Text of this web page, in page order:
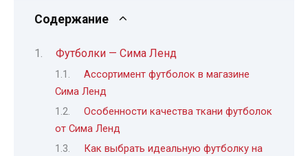
Содержание
Футболки — Сима Ленд
Ассортимент футболок в магазине
Сима Ленд
Особенности качества ткани футболок
от Сима Ленд
Как выбрать идеальную футболку на